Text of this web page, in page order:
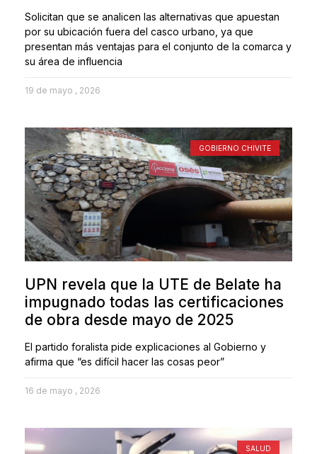
Solicitan que se analicen las alternativas que apuestan
por su ubicación fuera del casco urbano, ya que
presentan más ventajas para el conjunto de la comarca y
su área de influencia
19 de mayo , 2026
GOBIERNO CHIVITE
UPN revela que la UTE de Belate ha
impugnado todas las certificaciones
de obra desde mayo de 2025
El partido foralista pide explicaciones al Gobierno y
afirma que “es difícil hacer las cosas peor”
16 de mayo , 2026
SALUD